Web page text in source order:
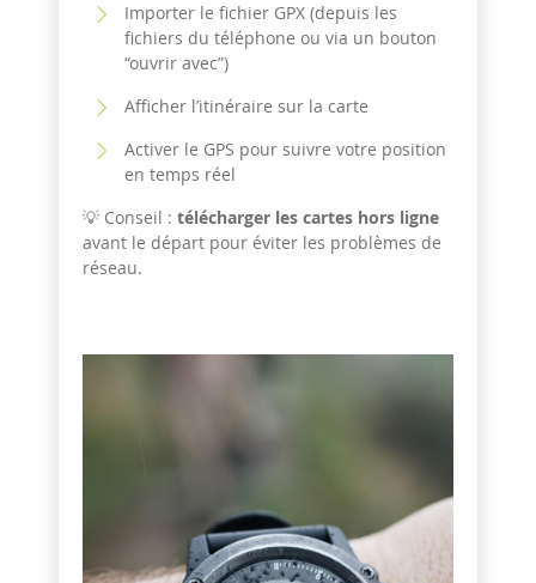
Importer le fichier GPX (depuis les
fichiers du téléphone ou via un bouton
“ouvrir avec”)
Afficher l’itinéraire sur la carte
Activer le GPS pour suivre votre position
en temps réel
💡 Conseil : télécharger les cartes hors ligne
avant le départ pour éviter les problèmes de
réseau.